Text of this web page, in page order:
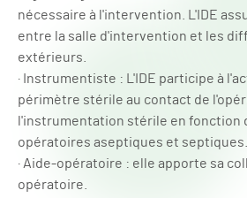
nécessaire à l'intervention. L'IDE
entre la salle d'intervention et les
extérieurs.
· Instrumentiste : L'IDE participe à
périmètre stérile au contact de
l'instrumentation stérile en fonction
opératoires aseptiques et septiques.
· Aide-opératoire : elle apporte sa
opératoire.